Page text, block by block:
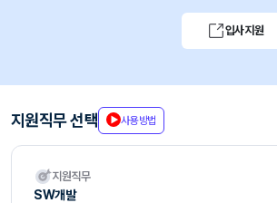
입사지원
지원직무 선택 사용방법
지원직무
SW개발